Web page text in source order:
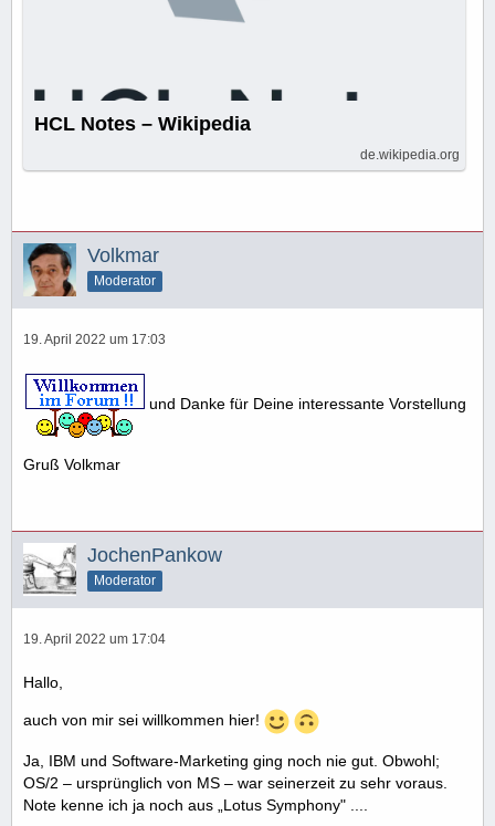
HCL Notes – Wikipedia
de.wikipedia.org
Volkmar
Moderator
19. April 2022 um 17:03
und Danke für Deine interessante Vorstellung
Gruß Volkmar
JochenPankow
Moderator
19. April 2022 um 17:04
Hallo,
auch von mir sei willkommen hier!
Ja, IBM und Software-Marketing ging noch nie gut. Obwohl;
OS/2 – ursprünglich von MS – war seinerzeit zu sehr voraus.
Note kenne ich ja noch aus „Lotus Symphony" ....